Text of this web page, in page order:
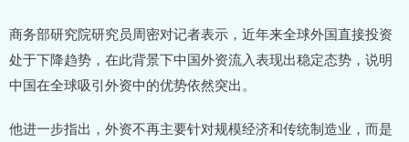
商务部研究院研究员周密对记者表示，近年来全球外国直接投资
处于下降趋势，在此背景下中国外资流入表现出稳定态势，说明
中国在全球吸引外资中的优势依然突出。
他进一步指出，外资不再主要针对规模经济和传统制造业，而是